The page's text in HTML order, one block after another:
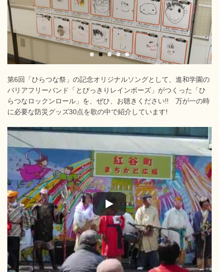
第6回「ひらつな祭」の記念オリジナルソングとして、進和学園の
バリアフリーバンド「とびっきりレインボーズ」がつくった「ひ
らつなロックンロール」を、ぜひ、お聴きください!! 万が一の時
に必要な防災グッズ30点を歌の中で紹介しています!